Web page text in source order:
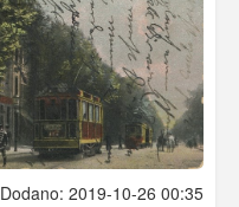
Dodano: 2019-10-26 00:35